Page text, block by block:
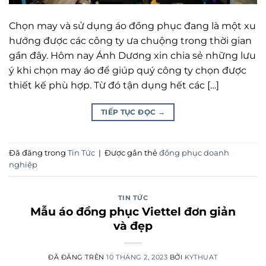
Chọn may và sử dụng áo đồng phục đang là một xu
hướng được các công ty ưa chuộng trong thời gian
gần đây. Hôm nay Ánh Dương xin chia sẻ những lưu
ý khi chọn may áo để giúp quý công ty chọn được
thiết kế phù hợp. Từ đó tận dụng hết các […]
TIẾP TỤC ĐỌC →
Đã đăng trong Tin Tức | Được gắn thẻ đồng phục doanh
nghiệp
TIN TỨC
Mẫu áo đồng phục Viettel đơn giản
và đẹp
ĐÃ ĐĂNG TRÊN10 THÁNG 2, 2023 BỞI KYTHUAT